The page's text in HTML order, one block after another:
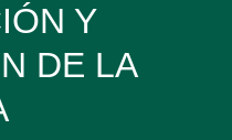
Y
DE LA